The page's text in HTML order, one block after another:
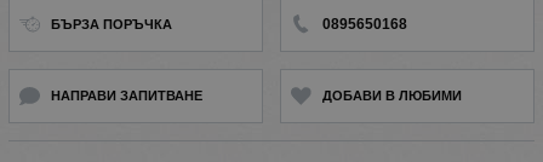
БЪРЗА ПОРЪЧКА 0895650168
НАПРАВИ ЗАПИТВАНЕ ДОБАВИ В ЛЮБИМИ